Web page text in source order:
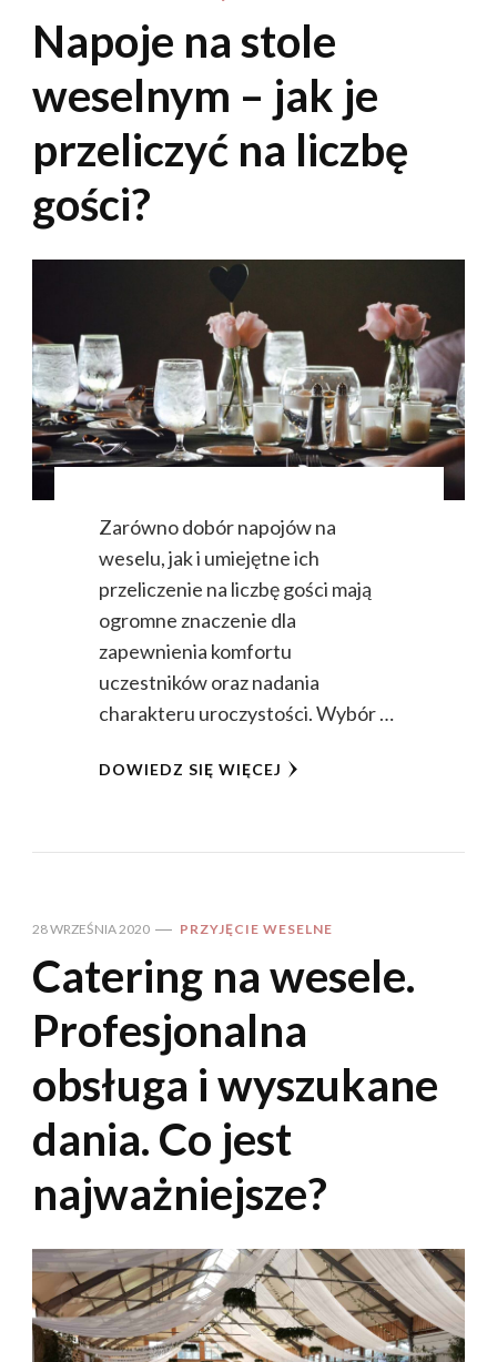
Napoje na stole
weselnym – jak je
przeliczyć na liczbę
gości?
Zarówno dobór napojów na
weselu, jak i umiejętne ich
przeliczenie na liczbę gości mają
ogromne znaczenie dla
zapewnienia komfortu
uczestników oraz nadania
charakteru uroczystości. Wybór …
DOWIEDZ SIĘ WIĘCEJ
28 WRZEŚNIA 2020 PRZYJĘCIE WESELNE
Catering na wesele.
Profesjonalna
obsługa i wyszukane
dania. Co jest
najważniejsze?